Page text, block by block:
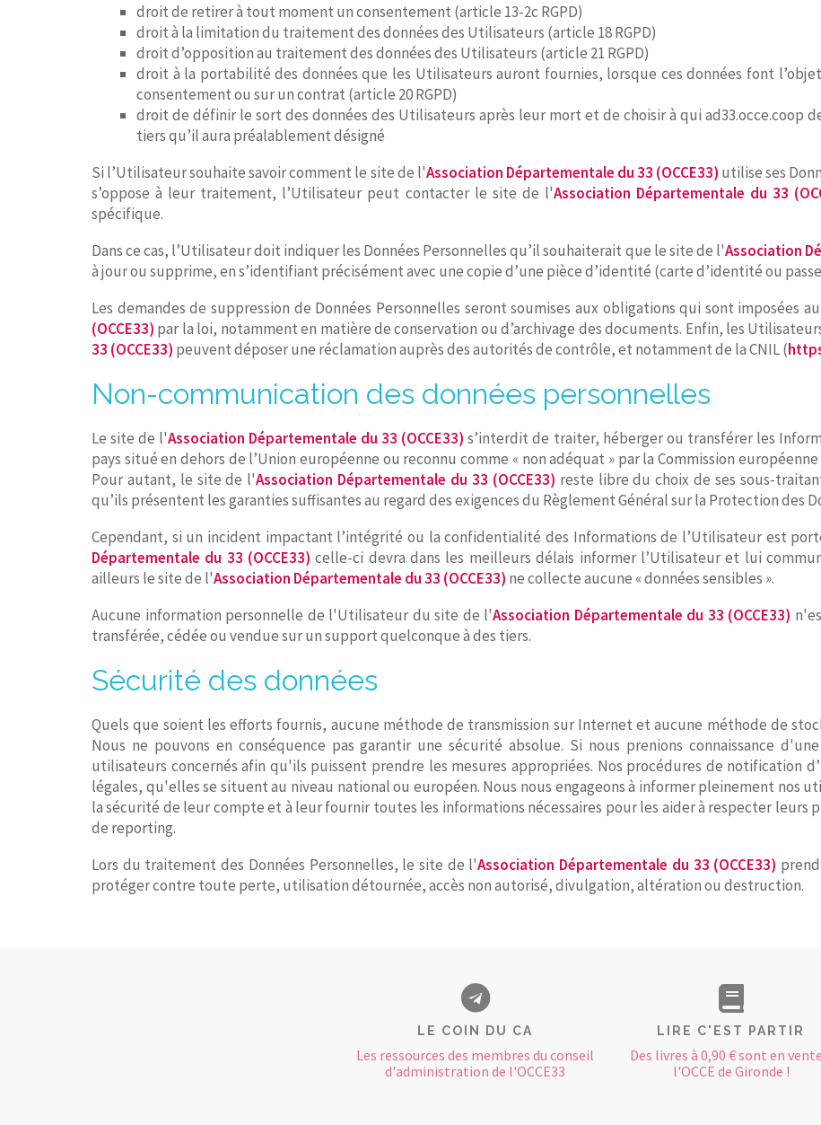
droit de retirer à tout moment un consentement (article 13-2c RGPD)
droit à la limitation du traitement des données des Utilisateurs (article 18 RGPD)
droit d’opposition au traitement des données des Utilisateurs (article 21 RGPD)
droit à la portabilité des données que les Utilisateurs auront fournies, lorsque ces données font
consentement ou sur un contrat (article 20 RGPD)
droit de définir le sort des données des Utilisateurs après leur mort et de choisir à qui ad33.occe.coop
tiers qu’il aura préalablement désigné
Si l’Utilisateur souhaite savoir comment le site de l'Association Départementale du 33 (OCCE33) utilise ses
s’oppose à leur traitement, l’Utilisateur peut contacter le site de l'Association Départementale du 33
spécifique.
Dans ce cas, l’Utilisateur doit indiquer les Données Personnelles qu’il souhaiterait que le site de l'Association
à jour ou supprime, en s’identifiant précisément avec une copie d’une pièce d’identité (carte d’identité ou
Les demandes de suppression de Données Personnelles seront soumises aux obligations qui sont imposées
(OCCE33) par la loi, notamment en matière de conservation ou d’archivage des documents. Enfin, les
33 (OCCE33) peuvent déposer une réclamation auprès des autorités de contrôle, et notamment de la CNIL (
Non-communication des données personnelles
Le site de l'Association Départementale du 33 (OCCE33) s’interdit de traiter, héberger ou transférer les
pays situé en dehors de l’Union européenne ou reconnu comme « non adéquat » par la Commission
Pour autant, le site de l'Association Départementale du 33 (OCCE33) reste libre du choix de ses sous-
qu’ils présentent les garanties suffisantes au regard des exigences du Règlement Général sur la Protection des
Cependant, si un incident impactant l’intégrité ou la confidentialité des Informations de l’Utilisateur est
Départementale du 33 (OCCE33) celle-ci devra dans les meilleurs délais informer l’Utilisateur et lui
ailleurs le site de l'Association Départementale du 33 (OCCE33) ne collecte aucune « données sensibles ».
Aucune information personnelle de l'Utilisateur du site de l'Association Départementale du 33 (OCCE33)
transférée, cédée ou vendue sur un support quelconque à des tiers.
Sécurité des données
Quels que soient les efforts fournis, aucune méthode de transmission sur Internet et aucune méthode de
Nous ne pouvons en conséquence pas garantir une sécurité absolue. Si nous prenions connaissance
utilisateurs concernés afin qu'ils puissent prendre les mesures appropriées. Nos procédures de notification
légales, qu'elles se situent au niveau national ou européen. Nous nous engageons à informer pleinement nos
la sécurité de leur compte et à leur fournir toutes les informations nécessaires pour les aider à respecter leurs
de reporting.
Lors du traitement des Données Personnelles, le site de l'Association Départementale du 33 (OCCE33)
protéger contre toute perte, utilisation détournée, accès non autorisé, divulgation, altération ou destruction.
LE COIN DU CA
Les ressources des membres du conseil
d'administration de l'OCCE33
LIRE C'EST PARTIR
Des livres à 0,90 € sont en
l'OCCE de Gironde !